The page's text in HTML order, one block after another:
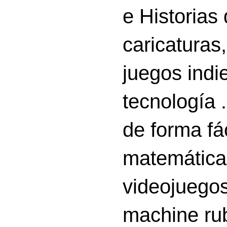
e Historias
juegos
tecnología
de forma
machine